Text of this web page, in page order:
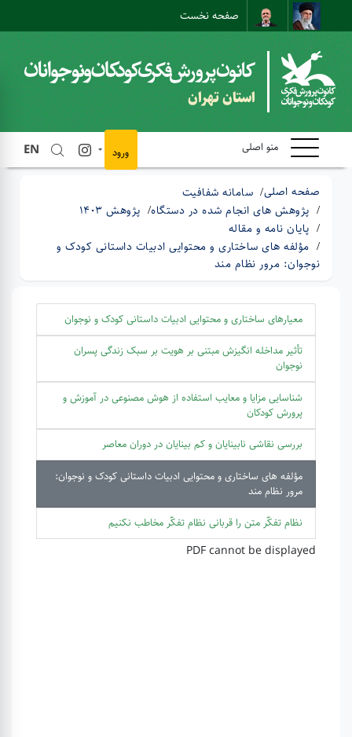
صفحه نخست
نقشه سایت
ارتباط مستقیم
استان تهران
منو اصلی EN ورود
صفحه اصلی
سامانه شفافیت
پژوهش های انجام شده در دستگاه
پژوهش 1403
پایان نامه و مقاله
مؤلفه های ساختاری و محتوایی ادبیات داستانی کودک و
نوجوان: مرور نظام مند
معیارهای ساختاری و محتوایی ادبیات داستانی کودک و نوجوان
تأثیر مداخله انگیزش مبتنی بر ھویت بر سبک زندگی پسران
نوجوان
شناسایی مزایا و معایب استفاده از هوش مصنوعی در آموزش و
پرورش کودکان
بررسی نقاشی نابینایان و کم بینایان در دوران معاصر
مؤلفه های ساختاری و محتوایی ادبیات داستانی کودک و نوجوان:
مرور نظام مند
نظام تفکّر متن را قربانی نظام تفکّر مخاطب نکنیم
PDF cannot be displayed